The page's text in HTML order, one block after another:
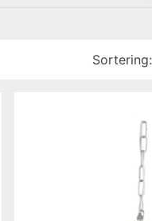
Sortering: